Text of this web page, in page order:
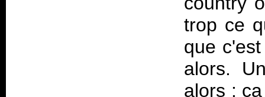
trop ce
que
alors.
alors :